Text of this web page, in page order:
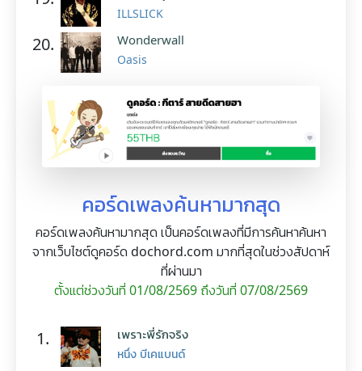
ILLSLICK
20. Wonderwall
Oasis
คอร์ดเพลงค้นหามากสุด
คอร์ดเพลงค้นหามากสุด เป็นคอร์ดเพลงที่มีการค้นหาค้นหา
จากเว็บไซต์ดูคอร์ด dochord.com มากที่สุดในช่วงสัปดาห์
ที่ผ่านมา
ตั้งแต่ช่วงวันที่ 01/08/2569 ถึงวันที่ 07/08/2569
1. เพราะพี่รักจริง
หนึ่ง บีเคแบนด์